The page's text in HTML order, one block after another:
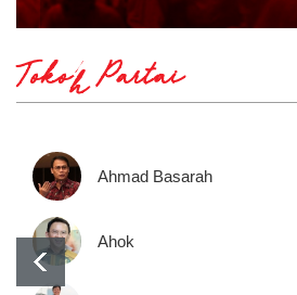
Tokoh Partai
Ahmad Basarah
Ahok